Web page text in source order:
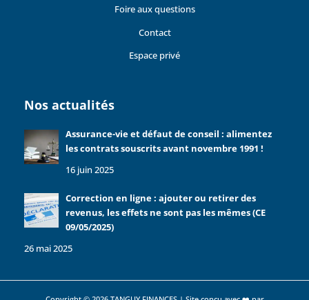
Foire aux questions
Contact
Espace privé
Nos actualités
Assurance-vie et défaut de conseil : alimentez
les contrats souscrits avant novembre 1991 !
16 juin 2025
Correction en ligne : ajouter ou retirer des
revenus, les effets ne sont pas les mêmes (CE
09/05/2025)
26 mai 2025